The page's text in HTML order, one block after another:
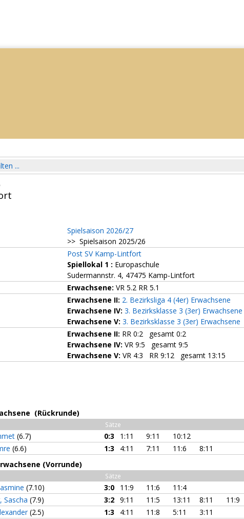
...
Spielsaison 2026/27
>> Spielsaison 2025/26
Post SV Kamp-Lintfort
Spiellokal 1 : Europaschule
Sudermannstr. 4, 47475 Kamp-Lintfort
Erwachsene: VR 5.2 RR 5.1
Erwachsene II: 2. Bezirksliga 4 (4er) Erwachsene
Erwachsene IV: 3. Bezirksklasse 3 (3er) Erwachsene
Erwachsene V: 3. Bezirksklasse 3 (3er) Erwachsene
Erwachsene II: RR 0:2 gesamt 0:2
Erwachsene IV: VR 9:5 gesamt 9:5
Erwachsene V: VR 4:3 RR 9:12 gesamt 13:15
(Rückrunde)
Sätze
(6.7) 0:3 1:11 9:11 10:12
(6.6) 1:3 4:11 7:11 11:6
8:11
(Vorrunde)
Sätze
(7.10) 3:0 11:9 11:6 11:4
Sascha (7.9) 3:2 9:11 11:5 13:11 8:11
11:9
(2.5) 1:3 4:11 11:8 5:11 3:11